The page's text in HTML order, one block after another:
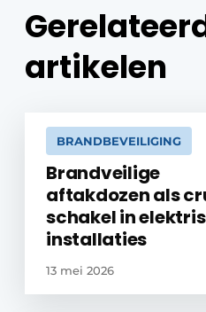
artikelen
BRANDBEVEILIGING
Brandveilige
aftakdozen als
schakel in
installaties
13 mei 2026